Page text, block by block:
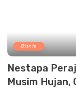
Bisnis
Nestapa
Musim Hujan,